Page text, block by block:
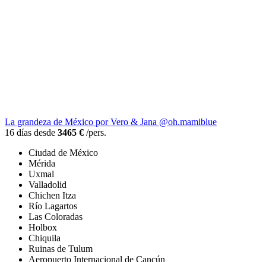
La grandeza de México por Vero & Jana @oh.mamiblue
16 días desde 3465 € /pers.
Ciudad de México
Mérida
Uxmal
Valladolid
Chichen Itza
Río Lagartos
Las Coloradas
Holbox
Chiquila
Ruinas de Tulum
Aeropuerto Internacional de Cancún